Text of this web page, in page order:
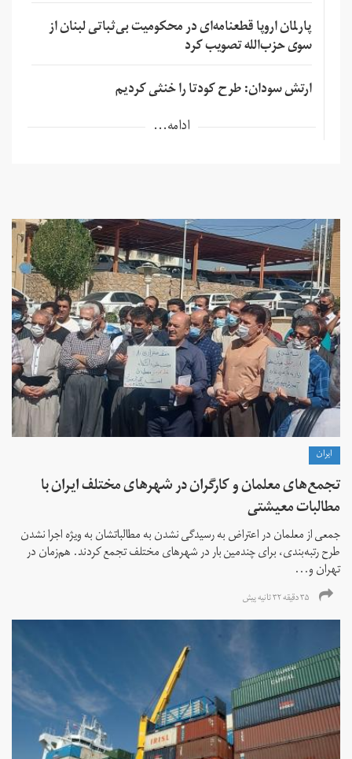
پارلمان اروپا قطعنامه‌ای در محکومیت بی‌ثباتی لبنان از
سوی حزب‌الله تصویب کرد
ارتش سودان: طرح کودتا را خنثی کردیم
ادامه...
ايران
تجمع‌های معلمان و کارگران در شهرهای مختلف ایران با
مطالبات معیشتی
جمعی از معلمان در اعتراض به رسیدگی نشدن به مطالباتشان به ویژه اجرا نشدن
طرح رتبه‌بندی، برای چندمین بار در شهرهای مختلف تجمع کردند. هم‌زمان در
تهران و...
۳۵ دقیقه ۳۲ ثانیه پیش